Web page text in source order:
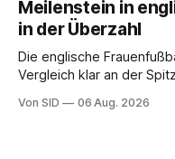
Meilenstein in
in der Überzahl
Die englische
Vergleich klar an der
Von SID 06 Aug. 2026